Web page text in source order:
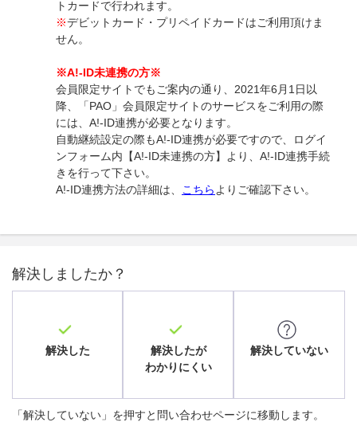
トカードで行われます。
※デビットカード・プリペイドカードはご利用頂けま
せん。
※A!-ID未連携の方※
会員限定サイトでもご案内の通り、2021年6月1日以
降、「PAO」会員限定サイトのサービスをご利用の際
には、A!-ID連携が必要となります。
自動継続設定の際もA!-ID連携が必要ですので、ログイ
ンフォーム内【A!-ID未連携の方】より、A!-ID連携手続
きを行って下さい。
A!-ID連携方法の詳細は、
こちら よりご確認下さい。
解決しましたか？
解決した
解決したが
わかりにくい
解決していない
「解決していない」を押すと問い合わせページに移動します。